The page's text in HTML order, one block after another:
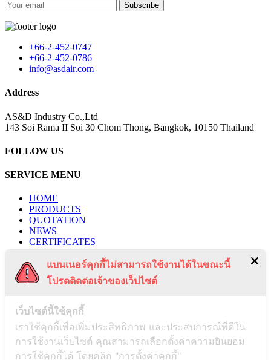
Subscribe
+66-2-452-0747
+66-2-452-0786
info@asdair.com
Address
AS&D Industry Co.,Ltd
143 Soi Rama II Soi 30 Chom Thong, Bangkok, 10150 Thailand
FOLLOW US
SERVICE MENU
HOME
PRODUCTS
QUOTATION
NEWS
CERTIFICATES
CONTACT US
PRIVACY POLICY
TERMS & CONDITIONS
RECENT POSTS
Payment Notification
แบนเนอร์คุกกี้ไม่สามารถใช้งานได้ในขณะนี้
โปรดติดต่อเจ้าของเว็ปไซต์
เว็บไซต์นี้ใช้คุกกี้
เราใช้คุกกี้เพื่อเพิ่มประสิทธิภาพ และประสบการณ์ที่ดีใน
การใช้งานเว็บไซต์ คุณสามารถเลือกตั้งค่าความยินยอม
การใช้คุกกี้ได้ โดยคลิก "การตั้งค่าคุกกี้"